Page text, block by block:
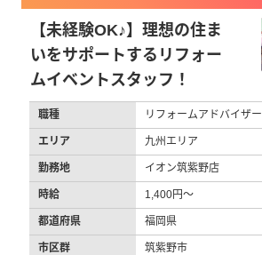
【未経験OK♪】理想の住ま
いをサポートするリフォー
ムイベントスタッフ！
職種 リフォームアドバイザー
エリア 九州エリア
勤務地 イオン筑紫野店
時給 1,400円～
都道府県 福岡県
市区群 筑紫野市